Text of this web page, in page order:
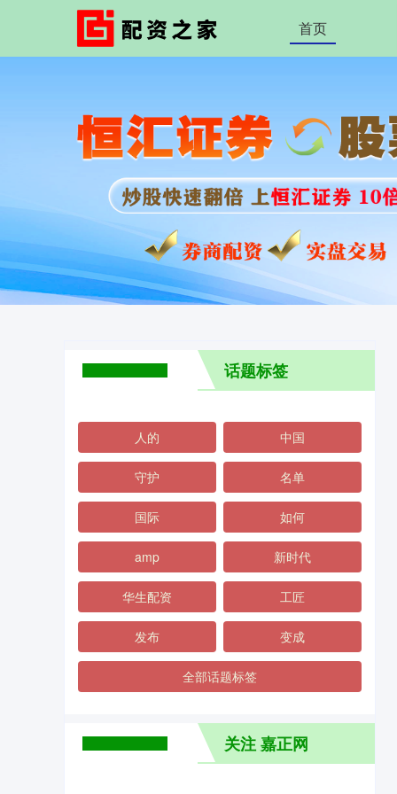
首页
话题标签
人的 中国
守护 名单
国际 如何
amp 新时代
华生配资 工匠
发布 变成
全部话题标签
关注 嘉正网